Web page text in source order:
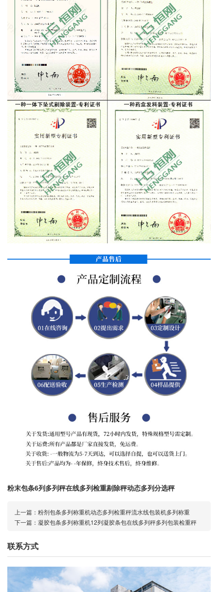
粉末包条6列多列秤在线多列检重剔除秤动态多列分选秤
上一篇： 粉剂包条多列称重机动态多列检重秤流水线包装机多列称重
下一篇： 凝胶包条多列称重机12列凝胶条包在线多列秤多列包装检重秤
联系方式